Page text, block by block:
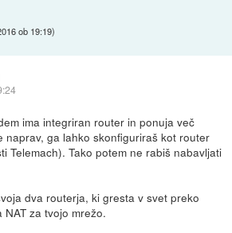
ob 19:19)
ima integriran router in ponuja več
naprav, ga lahko skonfiguriraš kot router
Telemach). Tako potem ne rabiš nabavljati
dva routerja, ki gresta v svet preko
za tvojo mrežo.